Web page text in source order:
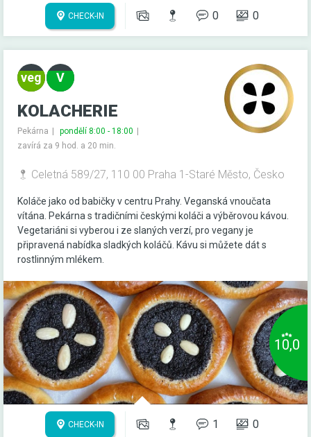
CHECK-IN 0 0
KOLACHERIE
Pekárna
pondělí 8:00 - 18:00
zavírá za 9 hod. a 20 min.
Celetná 589/27, 110 00 Praha 1-Staré Město, Česko
Koláče jako od babičky v centru Prahy. Veganská vnoučata
vítána. Pekárna s tradičními českými koláči a výběrovou kávou.
Vegetariáni si vyberou i ze slaných verzí, pro vegany je
připravená nabídka sladkých koláčů. Kávu si můžete dát s
rostlinným mlékem.
10,0
CHECK-IN 1 0